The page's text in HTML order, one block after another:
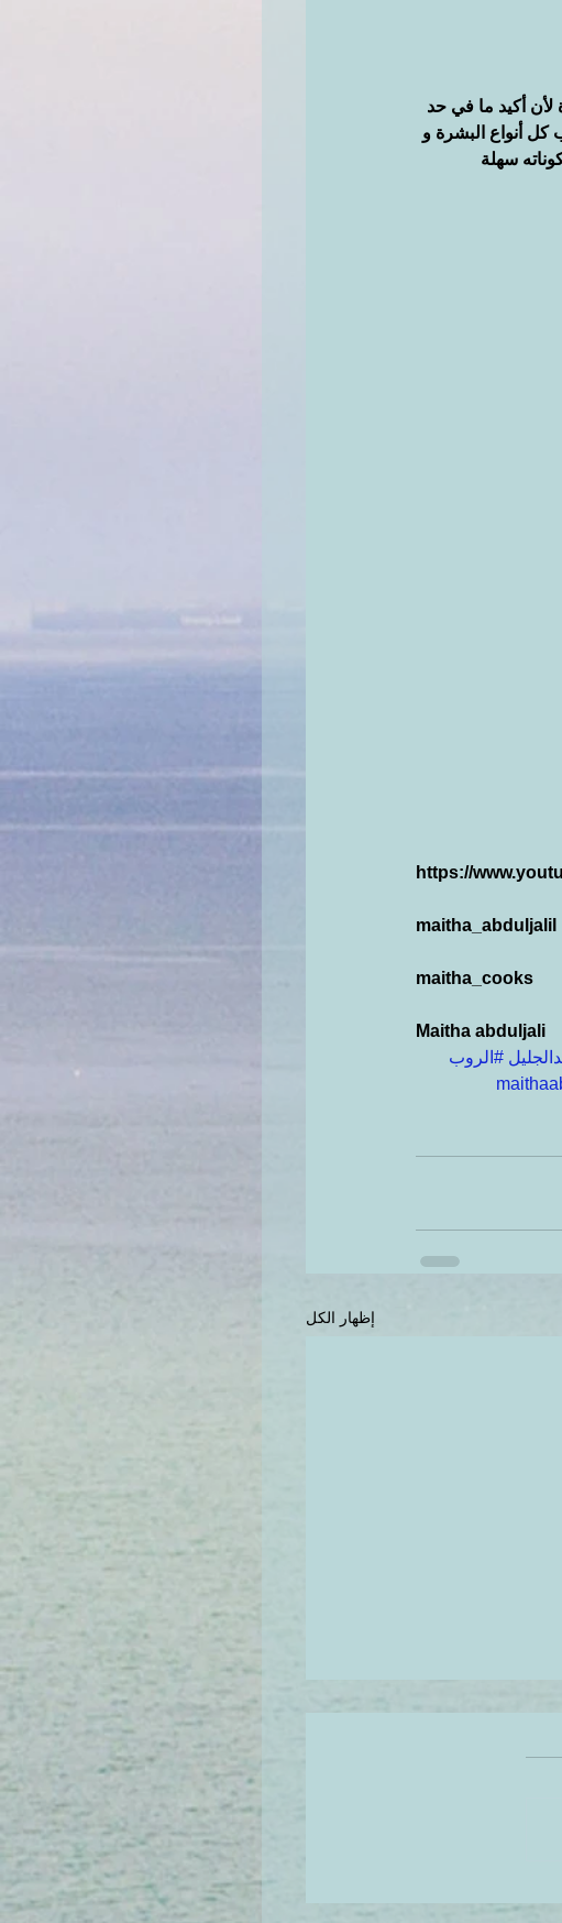
لأن أكيد ما في حد
كل أنواع البشرة و
سهلة
https://
maitha_abduljalil
maitha_cooks
Maitha abduljali
#الروب
إظهار الكل
لترطيب البشرة الجافة